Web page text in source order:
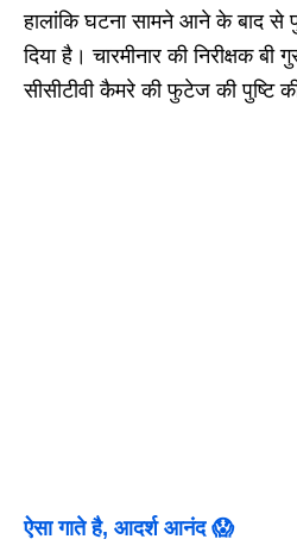
हालांकि घटना सामने आने के बाद
दिया है। चारमीनार की निरीक्षक
सीसीटीवी कैमरे की फुटेज की पुष्टि
ऐसा गाते है, आदर्श आनंद 😱